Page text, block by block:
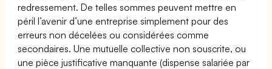
redressement. De telles sommes peuvent mettre en
péril l’avenir d’une entreprise simplement pour des
erreurs non décelées ou considérées comme
secondaires. Une mutuelle collective non souscrite, ou
une pièce justificative manquante (dispense salariée par